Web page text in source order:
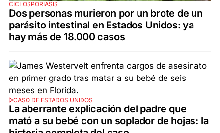
CICLOSPORIASIS
Dos personas murieron por un brote de un
parásito intestinal en Estados Unidos: ya
hay más de 18.000 casos
CASO DE ESTADOS UNIDOS
La aberrante explicación del padre que
mató a su bebé con un soplador de hojas: la